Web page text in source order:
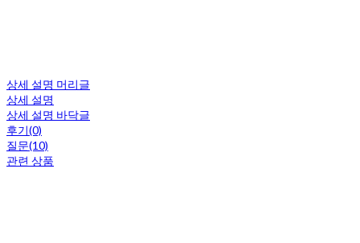
상세 설명 머리글
상세 설명
상세 설명 바닥글
후기(0)
질문(10)
관련 상품